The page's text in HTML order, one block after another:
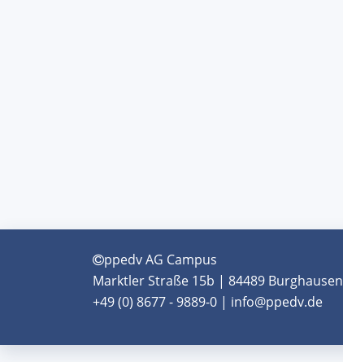
ppedv AG Campus
Marktler Straße 15b | 84489 Burghausen
+49 (0) 8677 - 9889-0 | info@ppedv.de